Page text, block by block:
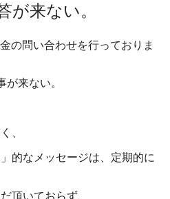
が来ない。
の問い合わせを行っておりま
来ない。
、
的なメッセージは、定期的に
頂いておらず、